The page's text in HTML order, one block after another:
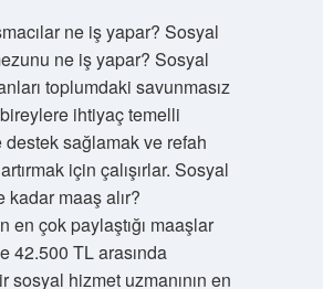
ne iş yapar? Sosyal
ne iş yapar? Sosyal
toplumdaki savunmasız
ihtiyaç temelli
destek sağlamak ve refah
için çalışırlar. Sosyal
kadar maaş alır?
en çok paylaştığı maaşlar
42.500 TL arasında
sosyal hizmet uzmanının en